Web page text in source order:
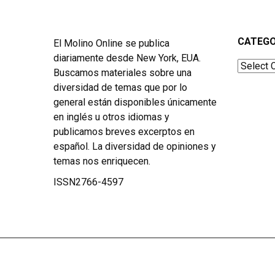
El Molino Online se publica
diariamente desde New York, EUA.
Buscamos materiales sobre una
diversidad de temas que por lo
general están disponibles únicamente
en inglés u otros idiomas y
publicamos breves excerptos en
español. La diversidad de opiniones y
temas nos enriquecen.
ISSN2766-4597